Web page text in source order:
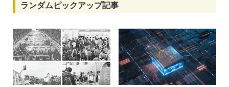
ランダムピックアップ記事